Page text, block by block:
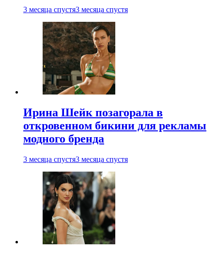
3 месяца спустя3 месяца спустя
Ирина Шейк позагорала в
откровенном бикини для рекламы
модного бренда
3 месяца спустя3 месяца спустя